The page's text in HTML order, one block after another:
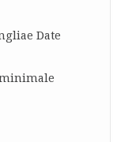
Date